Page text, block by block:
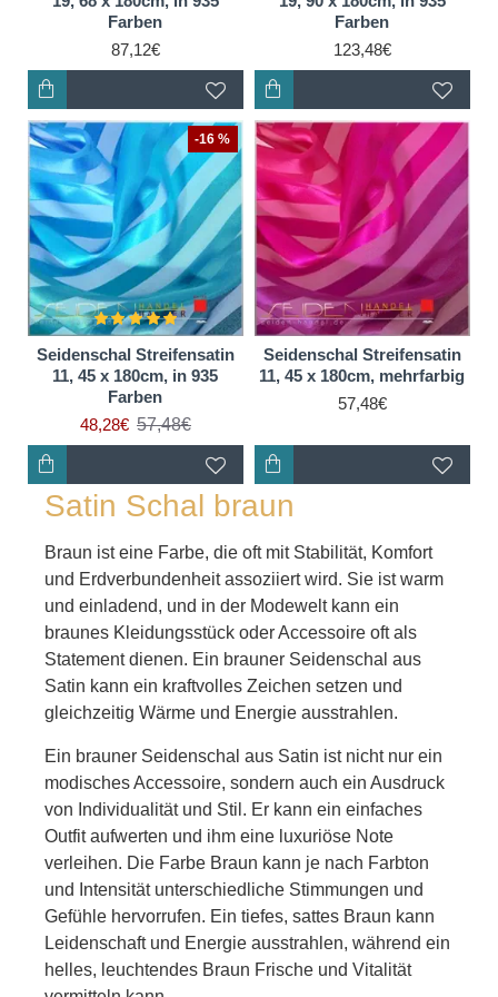
Farben
87,12€
Farben
123,48€
-16 %
Seidenschal Streifensatin
11, 45 x 180cm, in 935
Farben
48,28€ 57,48€
Seidenschal Streifensatin
11, 45 x 180cm, mehrfarbig
57,48€
Satin Schal braun
Braun ist eine Farbe, die oft mit Stabilität, Komfort
und Erdverbundenheit assoziiert wird. Sie ist warm
und einladend, und in der Modewelt kann ein
braunes Kleidungsstück oder Accessoire oft als
Statement dienen. Ein brauner Seidenschal aus
Satin kann ein kraftvolles Zeichen setzen und
gleichzeitig Wärme und Energie ausstrahlen.
Ein brauner Seidenschal aus Satin ist nicht nur ein
modisches Accessoire, sondern auch ein Ausdruck
von Individualität und Stil. Er kann ein einfaches
Outfit aufwerten und ihm eine luxuriöse Note
verleihen. Die Farbe Braun kann je nach Farbton
und Intensität unterschiedliche Stimmungen und
Gefühle hervorrufen. Ein tiefes, sattes Braun kann
Leidenschaft und Energie ausstrahlen, während ein
helles, leuchtendes Braun Frische und Vitalität